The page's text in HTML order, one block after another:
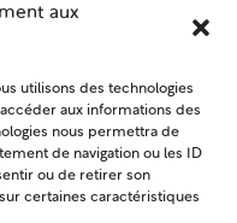
aux
utilisons des technologies
aux informations des
nous permettra de
de navigation ou les ID
ou de retirer son
certaines caractéristiques
les acteurs